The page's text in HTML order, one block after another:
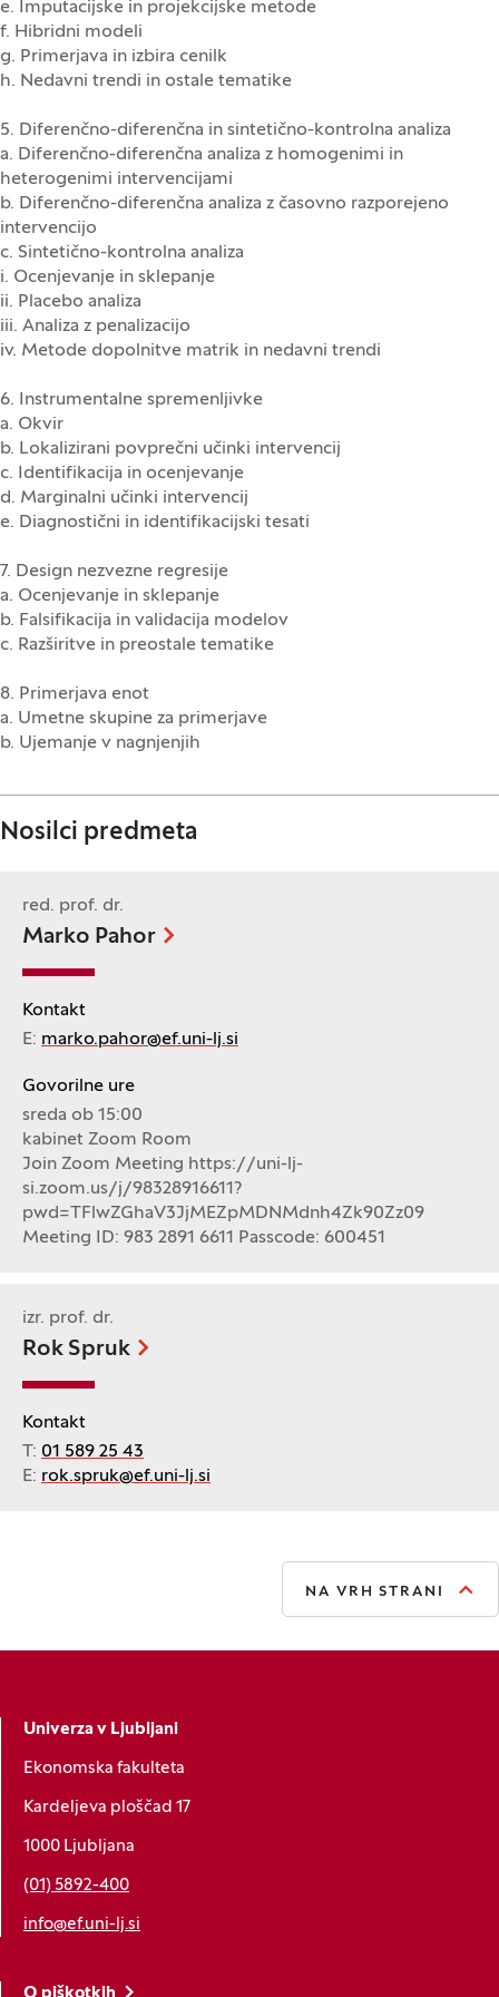
e. Imputacijske in projekcijske metode
f. Hibridni modeli
g. Primerjava in izbira cenilk
h. Nedavni trendi in ostale tematike
5. Diferenčno-diferenčna in sintetično-kontrolna analiza
a. Diferenčno-diferenčna analiza z homogenimi in
heterogenimi intervencijami
b. Diferenčno-diferenčna analiza z časovno razporejeno
intervencijo
c. Sintetično-kontrolna analiza
i. Ocenjevanje in sklepanje
ii. Placebo analiza
iii. Analiza z penalizacijo
iv. Metode dopolnitve matrik in nedavni trendi
6. Instrumentalne spremenljivke
a. Okvir
b. Lokalizirani povprečni učinki intervencij
c. Identifikacija in ocenjevanje
d. Marginalni učinki intervencij
e. Diagnostični in identifikacijski tesati
7. Design nezvezne regresije
a. Ocenjevanje in sklepanje
b. Falsifikacija in validacija modelov
c. Razširitve in preostale tematike
8. Primerjava enot
a. Umetne skupine za primerjave
b. Ujemanje v nagnjenjih
Nosilci predmeta
red. prof. dr.
Marko Pahor
Kontakt
E: marko.pahor@ef.uni-lj.si
Govorilne ure
sreda ob 15:00
kabinet Zoom Room
Join Zoom Meeting https://uni-lj-
si.zoom.us/j/98328916611?
pwd=TFlwZGhaV3JjMEZpMDNMdnh4Zk90Zz09
Meeting ID: 983 2891 6611 Passcode: 600451
izr. prof. dr.
Rok Spruk
Kontakt
T: 01 589 25 43
E: rok.spruk@ef.uni-lj.si
NA VRH STRANI
Univerza v Ljubljani
Ekonomska fakulteta
Kardeljeva ploščad 17
1000 Ljubljana
(01) 5892-400
info@ef.uni-lj.si
O piškotkih